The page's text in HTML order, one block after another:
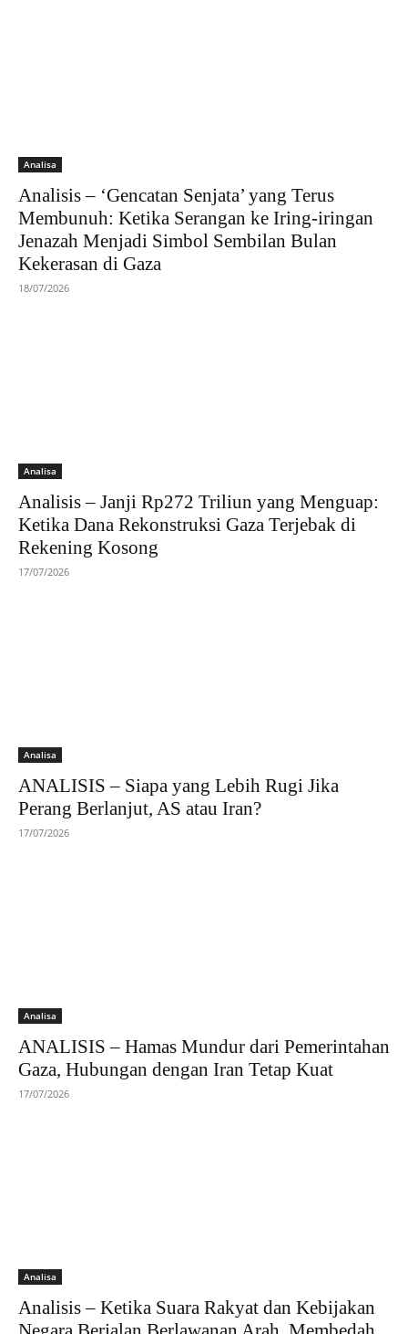
Analisa
Analisis – ‘Gencatan Senjata’ yang Terus
Membunuh: Ketika Serangan ke Iring-iringan
Jenazah Menjadi Simbol Sembilan Bulan
Kekerasan di Gaza
18/07/2026
Analisa
Analisis – Janji Rp272 Triliun yang Menguap:
Ketika Dana Rekonstruksi Gaza Terjebak di
Rekening Kosong
17/07/2026
Analisa
ANALISIS – Siapa yang Lebih Rugi Jika
Perang Berlanjut, AS atau Iran?
17/07/2026
Analisa
ANALISIS – Hamas Mundur dari Pemerintahan
Gaza, Hubungan dengan Iran Tetap Kuat
17/07/2026
Analisa
Analisis – Ketika Suara Rakyat dan Kebijakan